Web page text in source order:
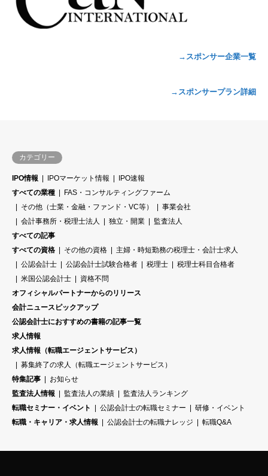
→スポンサー企業一覧
→スポンサープラン詳細
カテゴリー
IPO情報 IPOマーケット情報
IPO速報
すべての業種
FAS・コンサルティングファーム
その他（士業・金融・ファンド・VC等）
事業会社
会計事務所・税理士法人
独立・開業
監査法人
すべての記事
すべての資格
その他の資格
主婦・時短勤務の税理士・会計士求人
公認会計士
公認会計士試験合格者 税理士
税理士科目合格者
米国公認会計士
資格不問
オフィシャルパートナーからのリリース
会計ニュースピックアップ
公認会計士におすすめの書籍の記事一覧
求人情報
求人情報（転職エージェントサービス）
募集終了の求人（転職エージェントサービス）
特集記事
お知らせ
監査法人情報
監査法人の業績
監査法人ランキング
転職セミナー・イベント
公認会計士の転職セミナー
研修・イベント
転職・キャリア・求人情報
公認会計士の転職ナレッジ 転職Q&A